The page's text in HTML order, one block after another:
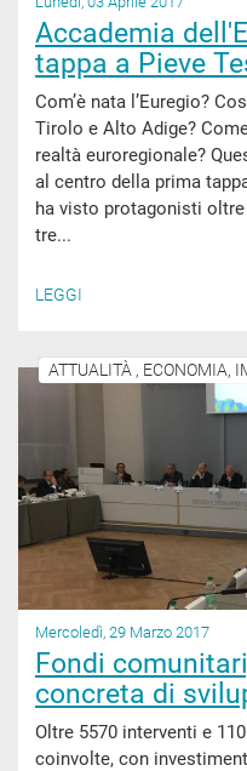
Accademia
tappa a Pieve
Com’è nata l’Euregio?
Tirolo e Alto Adige?
realtà euroregionale?
al centro della prima
ha visto protagonisti
tre...
LEGGI
ATTUALITÀ , ECONOMIA,
Mercoledì, 29 Marzo 2017
Fondi
concreta di
Oltre 5570 interventi e
coinvolte, con